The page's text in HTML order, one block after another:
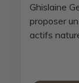
Ghislaine
proposer
actifs